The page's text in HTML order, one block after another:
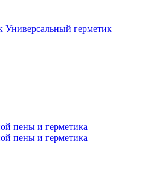
Универсальный герметик
пены и герметика
пены и герметика